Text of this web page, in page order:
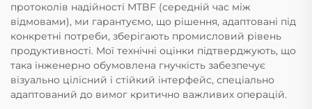
протоколів надійності MTBF (середній час між
відмовами), ми гарантуємо, що рішення, адаптовані під
конкретні потреби, зберігають промисловий рівень
продуктивності. Мої технічні оцінки підтверджують, що
така інженерно обумовлена гнучкість забезпечує
візуально цілісний і стійкий інтерфейс, спеціально
адаптований до вимог критично важливих операцій.